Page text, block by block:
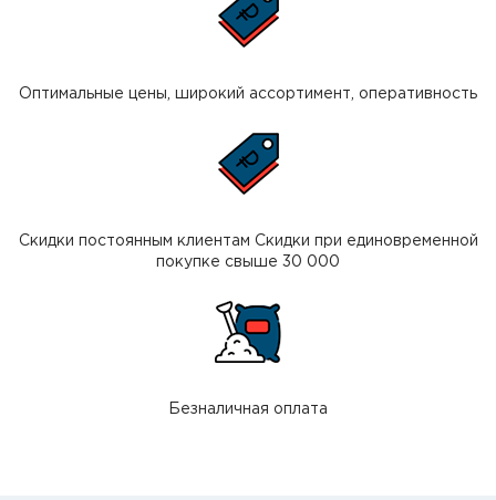
Оптимальные цены, широкий ассортимент, оперативность
Скидки постоянным клиентам Скидки при единовременной
покупке свыше 30 000
Безналичная оплата